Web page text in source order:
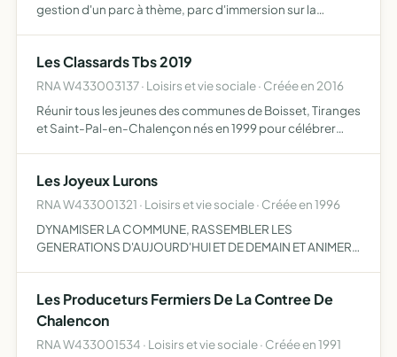
gestion d'un parc à thème, parc d'immersion sur la
Les Classards Tbs 2019
RNA W433003137 · Loisirs et vie sociale · Créée en 2016
Réunir tous les jeunes des communes de Boisset, Tiranges
et Saint-Pal-en-Chalençon nés en 1999 pour célébrer
Les Joyeux Lurons
RNA W433001321 · Loisirs et vie sociale · Créée en 1996
DYNAMISER LA COMMUNE, RASSEMBLER LES
GENERATIONS D'AUJOURD'HUI ET DE DEMAIN ET ANIMER
Les Produceturs Fermiers De La Contree De
Chalencon
RNA W433001534 · Loisirs et vie sociale · Créée en 1991